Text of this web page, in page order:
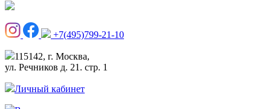
+7(495)799-21-10
115142, г. Москва,
ул. Речников д. 21. стр. 1
Личный кабинет